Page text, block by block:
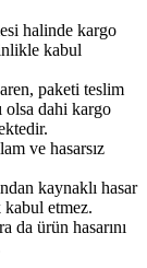
halinde kargo
kabul
paketi teslim
olsa dahi kargo
ve hasarsız
kaynaklı hasar
etmez.
da ürün hasarını